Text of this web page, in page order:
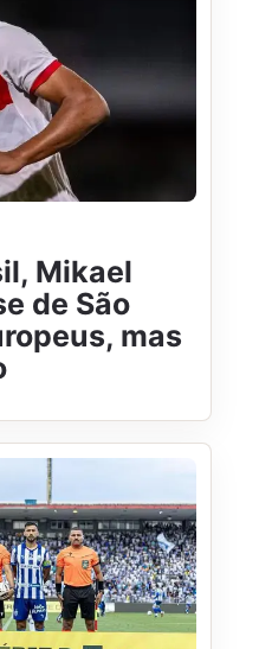
Mikael
de São
mas